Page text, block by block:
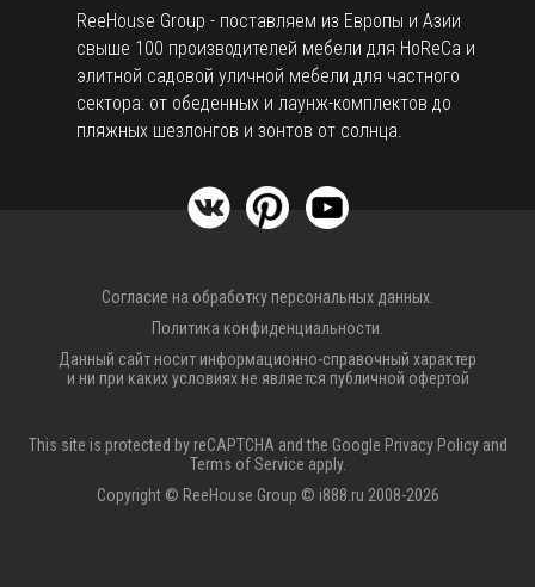
ReeHouse Group - поставляем из Европы и Азии
свыше 100 производителей мебели для HoReCa и
элитной садовой уличной мебели для частного
сектора: от обеденных и лаунж-комплектов до
пляжных шезлонгов и зонтов от солнца.
Согласие на обработку персональных данных.
Политика конфиденциальности.
Данный сайт носит информационно-справочный характер
и ни при каких условиях не является публичной офертой
This site is protected by reCAPTCHA and the Google Privacy Policyand
Terms of Service apply.
Copyright © ReeHouse Group © i888.ru 2008-2026